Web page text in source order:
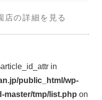
の詳細を見る
in
public_html/wp-
master/tmp/list.php on